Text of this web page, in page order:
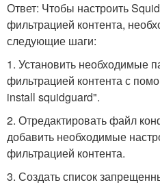
Ответ: Чтобы настроить
фильтрацией контента,
следующие шаги:
1. Установить необходимые
фильтрацией контента с
install squidguard".
2. Отредактировать файл
добавить необходимые
фильтрацией контента.
3. Создать список